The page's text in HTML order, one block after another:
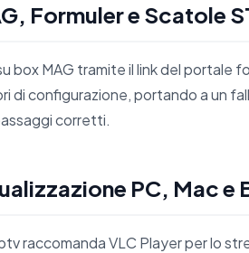
Formuler e Scatole
box MAG tramite il link del
di configurazione, portando a un
corretti.
PC, Mac e
raccomanda VLC Player per lo